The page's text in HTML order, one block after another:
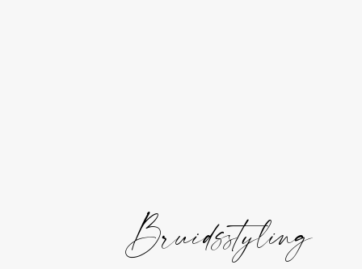
Bruidsstyling